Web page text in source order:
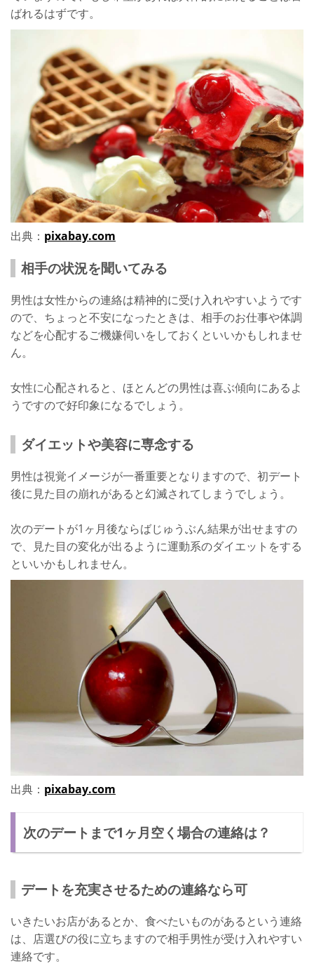
ばれるはずです。
出典： pixabay.com
相手の状況を聞いてみる
男性は女性からの連絡は精神的に受け入れやすいようです
ので、ちょっと不安になったときは、相手のお仕事や体調
などを心配するご機嫌伺いをしておくといいかもしれませ
ん。
女性に心配されると、ほとんどの男性は喜ぶ傾向にあるよ
うですので好印象になるでしょう。
ダイエットや美容に専念する
男性は視覚イメージが一番重要となりますので、初デート
後に見た目の崩れがあると幻滅されてしまうでしょう。
次のデートが1ヶ月後ならばじゅうぶん結果が出せますの
で、見た目の変化が出るように運動系のダイエットをする
といいかもしれません。
出典： pixabay.com
次のデートまで1ヶ月空く場合の連絡は？
デートを充実させるための連絡なら可
いきたいお店があるとか、食べたいものがあるという連絡
は、店選びの役に立ちますので相手男性が受け入れやすい
連絡です。